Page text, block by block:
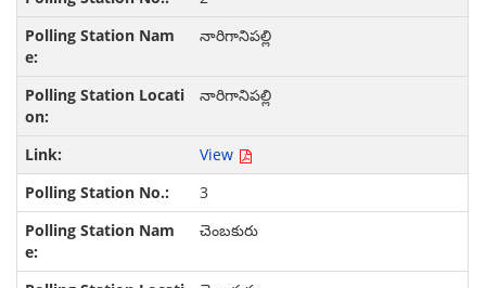
నారిగానిపల్లి
నారిగానిపల్లి
View
3
చెంబకురు